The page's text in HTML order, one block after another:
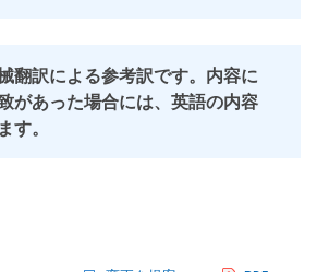
翻訳による参考訳です。内容に
があった場合には、英語の内容
す。